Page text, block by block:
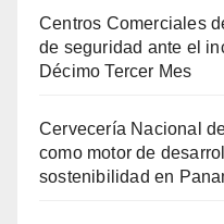
Centros Comerciales
de seguridad ante el
Décimo Tercer Mes
Cervecería Nacional
como motor de
sostenibilidad en